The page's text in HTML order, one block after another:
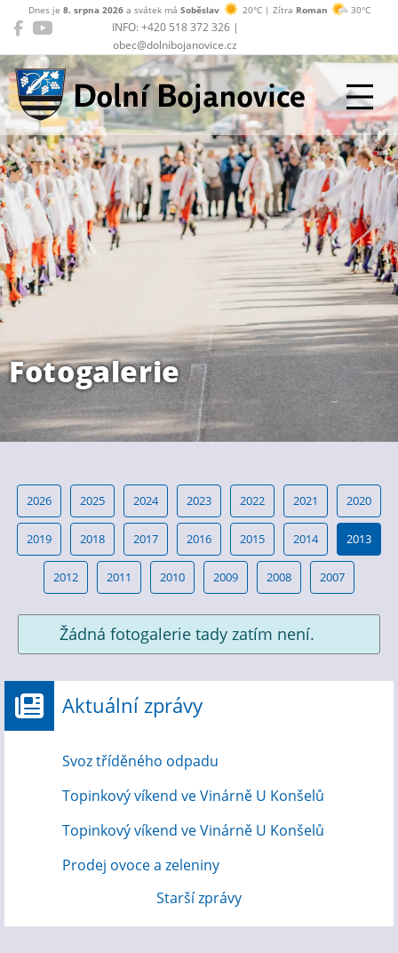
INFO: +420 518 372 326 |
obec@dolnibojanovice.cz
Dnes je 8. srpna 2026a svátek má Soběslav 20°C | Zítra Roman 30°C
Dolní Bojanovice
Fotogalerie
2026 2025 2024 2023 2022 2021 2020
2019 2018 2017 2016 2015 2014 2013
2012 2011 2010 2009 2008 2007
Žádná fotogalerie tady zatím není.
Aktuální zprávy
Svoz tříděného odpadu
Topinkový víkend ve Vinárně U Konšelů
Topinkový víkend ve Vinárně U Konšelů
Prodej ovoce a zeleniny
Starší zprávy